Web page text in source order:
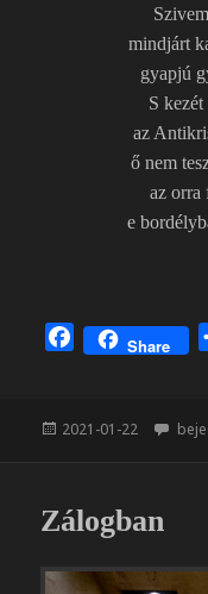
mindjárt
gyapjú
S
az
ő nem
az orra
e
F
e
o
k
Share
Közzétéve
2021-01-22 Zaci
Zálogban